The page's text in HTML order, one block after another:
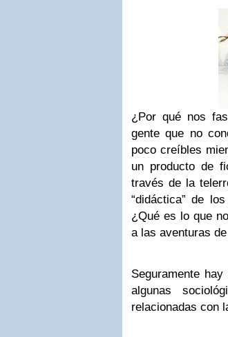
¿Por qué nos
gente que no
poco creíbles
un producto de
través de la
“didáctica” de
¿Qué es lo que
a las aventuras
Seguramente
algunas
relacionadas con